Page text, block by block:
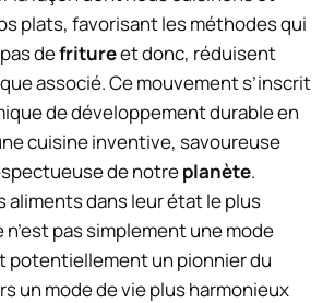
plats, favorisant les méthodes qui
defritureet donc, réduisent
associé. Ce mouvement s’inscrit
de développement durable en
cuisine inventive, savoureuse
de notreplanète.
aliments dans leur état le plus
pas simplement une mode
potentiellement un pionnier du
un mode de vie plus harmonieux